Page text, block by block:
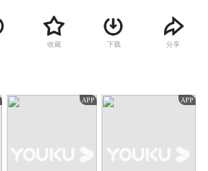
中国共产党成立的过程。这个过程，当然包含
了“一大”的整个过程和细节，但是我们要讲的，
不仅仅是“一大”，不仅仅是上海望志路106号或者
土地上，掀起了壮阔的波澜，外有列强环伺，内
收藏 下载 分享
APP APP